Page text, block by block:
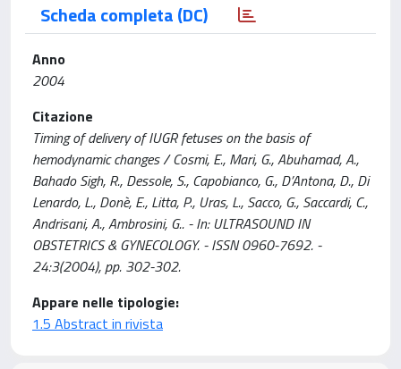
Scheda completa (DC)
Anno
2004
Citazione
Timing of delivery of IUGR fetuses on the basis of
hemodynamic changes / Cosmi, E., Mari, G., Abuhamad, A.,
Bahado Sigh, R., Dessole, S., Capobianco, G., D’Antona, D., Di
Lenardo, L., Donè, E., Litta, P., Uras, L., Sacco, G., Saccardi, C.,
Andrisani, A., Ambrosini, G.. - In: ULTRASOUND IN
OBSTETRICS & GYNECOLOGY. - ISSN 0960-7692. -
24:3(2004), pp. 302-302.
Appare nelle tipologie:
1.5 Abstract in rivista